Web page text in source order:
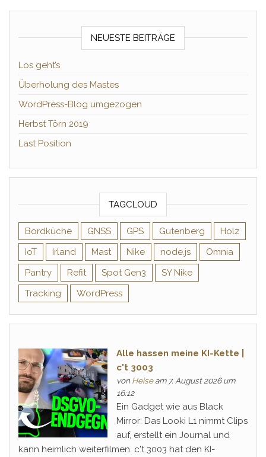
NEUESTE BEITRÄGE
Los geht’s
Überholung des Mastes
WordPress-Blog umgezogen
Herbst Törn 2019
Last Position
TAGCLOUD
Bordküche GNSS GPS Gutenberg
Holz
IoT
Irland Mast Nike node.js
Omnia
Pantry
Refit Spot Gen3
SY Nike
Tracking
WordPress
Alle hassen meine KI-Kette |
c't 3003
von Heiseam 7. August 2026 um
16:12
Ein Gadget wie aus Black
Mirror: Das Looki L1 nimmt Clips
auf, erstellt ein Journal und
kann heimlich weiterfilmen. c't 3003 hat den KI-